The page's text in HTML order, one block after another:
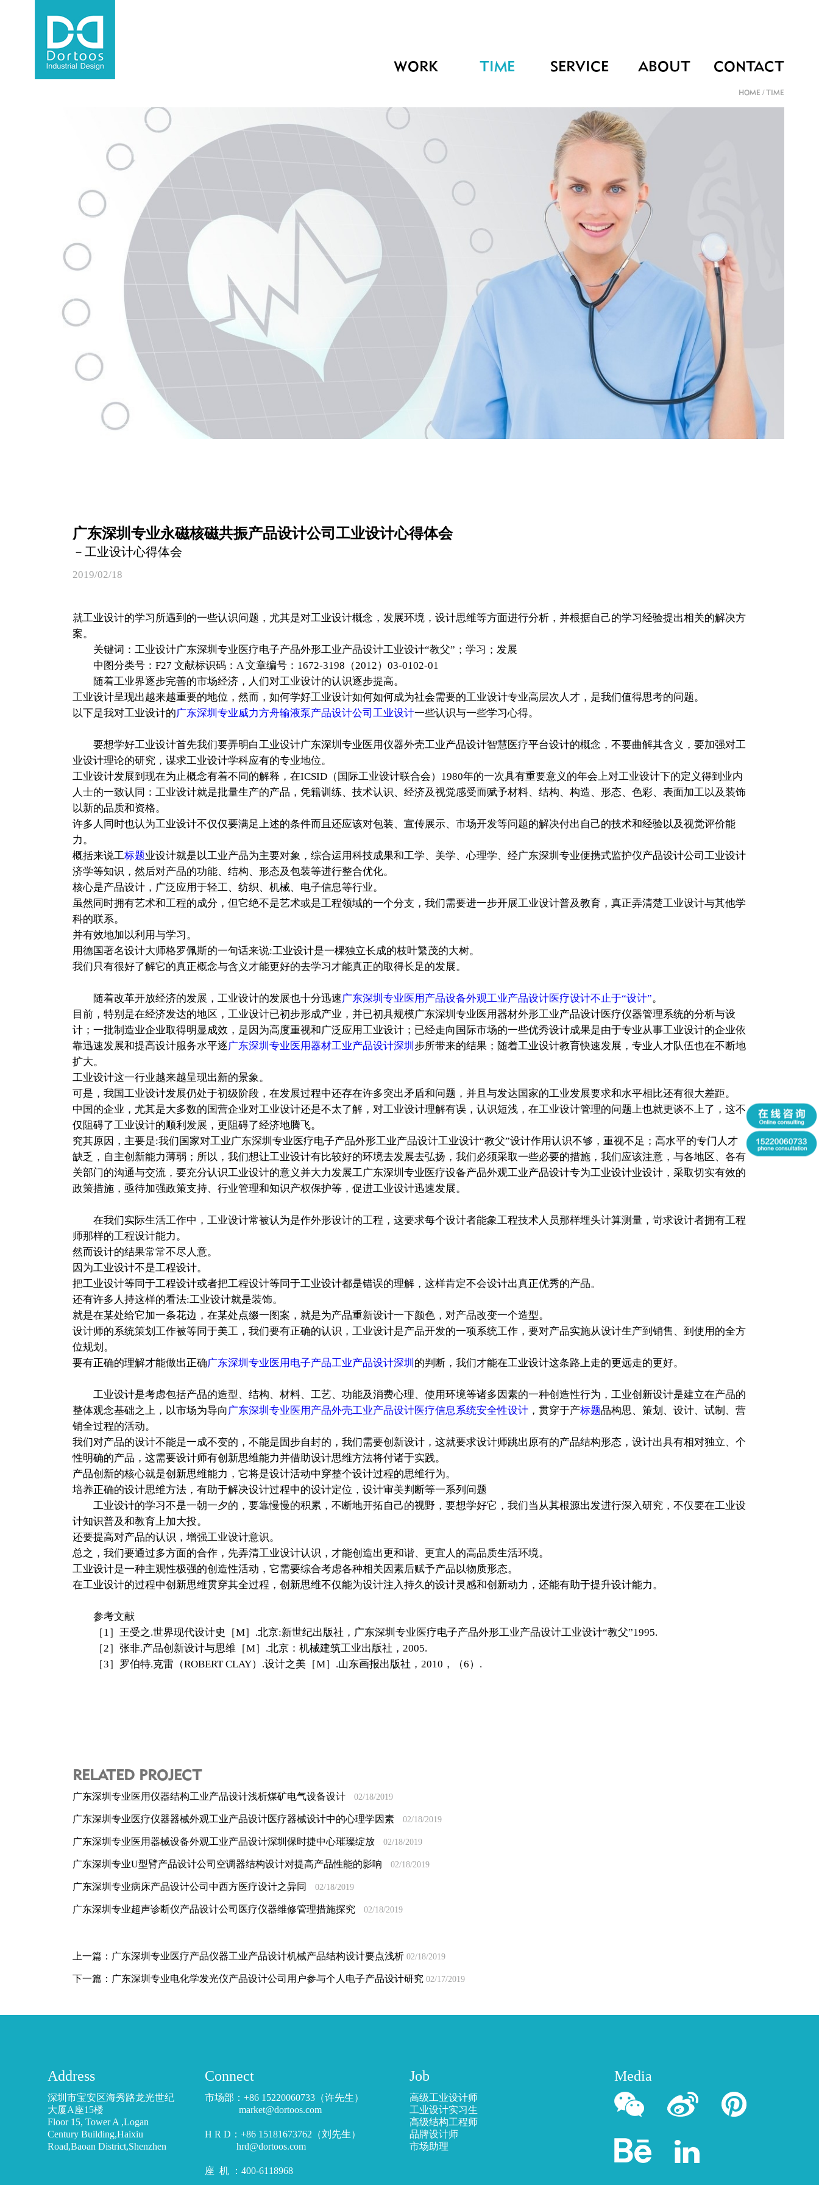
WORK TIME SERVICE ABOUT CONTACT
HOME / TIME
广东深圳专业永磁核磁共振产品设计公司工业设计心得体会
－工业设计心得体会
2019/02/18
就工业设计的学习所遇到的一些认识问题，尤其是对工业设计概念，发展环境，设计思维等方面进行分析，并根据自己的学习经验提出相关的解决方
案。
关键词：工业设计广东深圳专业医疗电子产品外形工业产品设计工业设计“教父”；学习；发展
中图分类号：F27 文献标识码：A 文章编号：1672-3198（2012）03-0102-01
随着工业界逐步完善的市场经济，人们对工业设计的认识逐步提高。
工业设计呈现出越来越重要的地位，然而，如何学好工业设计如何如何成为社会需要的工业设计专业高层次人才，是我们值得思考的问题。
以下是我对工业设计的广东深圳专业威力方舟输液泵产品设计公司工业设计一些认识与一些学习心得。
要想学好工业设计首先我们要弄明白工业设计广东深圳专业医用仪器外壳工业产品设计智慧医疗平台设计的概念，不要曲解其含义，要加强对工
业设计理论的研究，谋求工业设计学科应有的专业地位。
工业设计发展到现在为止概念有着不同的解释，在ICSID（国际工业设计联合会）1980年的一次具有重要意义的年会上对工业设计下的定义得到业内
人士的一致认同：工业设计就是批量生产的产品，凭籍训练、技术认识、经济及视觉感受而赋予材料、结构、构造、形态、色彩、表面加工以及装饰
以新的品质和资格。
许多人同时也认为工业设计不仅仅要满足上述的条件而且还应该对包装、宣传展示、市场开发等问题的解决付出自己的技术和经验以及视觉评价能
力。
概括来说工标题业设计就是以工业产品为主要对象，综合运用科技成果和工学、美学、心理学、经广东深圳专业便携式监护仪产品设计公司工业设计
济学等知识，然后对产品的功能、结构、形态及包装等进行整合优化。
核心是产品设计，广泛应用于轻工、纺织、机械、电子信息等行业。
虽然同时拥有艺术和工程的成分，但它绝不是艺术或是工程领域的一个分支，我们需要进一步开展工业设计普及教育，真正弄清楚工业设计与其他学
科的联系。
并有效地加以利用与学习。
用德国著名设计大师格罗佩斯的一句话来说:工业设计是一棵独立长成的枝叶繁茂的大树。
我们只有很好了解它的真正概念与含义才能更好的去学习才能真正的取得长足的发展。
随着改革开放经济的发展，工业设计的发展也十分迅速广东深圳专业医用产品设备外观工业产品设计医疗设计不止于“设计”。
目前，特别是在经济发达的地区，工业设计已初步形成产业，并已初具规模广东深圳专业医用器材外形工业产品设计医疗仪器管理系统的分析与设
计；一批制造业企业取得明显成效，是因为高度重视和广泛应用工业设计；已经走向国际市场的一些优秀设计成果是由于专业从事工业设计的企业依
靠迅速发展和提高设计服务水平逐广东深圳专业医用器材工业产品设计深圳 步所带来的结果；随着工业设计教育快速发展，专业人才队伍也在不断地
扩大。
工业设计这一行业越来越呈现出新的景象。
可是，我国工业设计发展仍处于初级阶段，在发展过程中还存在许多突出矛盾和问题，并且与发达国家的工业发展要求和水平相比还有很大差距。
中国的企业，尤其是大多数的国营企业对工业设计还是不太了解，对工业设计理解有误，认识短浅，在工业设计管理的问题上也就更谈不上了，这不
仅阻碍了工业设计的顺利发展，更阻碍了经济地腾飞。
究其原因，主要是:我们国家对工业广东深圳专业医疗电子产品外形工业产品设计工业设计“教父”设计作用认识不够，重视不足；高水平的专门人才
缺乏，自主创新能力薄弱；所以，我们想让工业设计有比较好的环境去发展去弘扬，我们必须采取一些必要的措施，我们应该注意，与各地区、各有
关部门的沟通与交流，要充分认识工业设计的意义并大力发展工广东深圳专业医疗设备产品外观工业产品设计专为工业设计业设计，采取切实有效的
政策措施，亟待加强政策支持、行业管理和知识产权保护等，促进工业设计迅速发展。
在我们实际生活工作中，工业设计常被认为是作外形设计的工程，这要求每个设计者能象工程技术人员那样埋头计算测量，岢求设计者拥有工程
师那样的工程设计能力。
然而设计的结果常常不尽人意。
因为工业设计不是工程设计。
把工业设计等同于工程设计或者把工程设计等同于工业设计都是错误的理解，这样肯定不会设计出真正优秀的产品。
还有许多人持这样的看法:工业设计就是装饰。
就是在某处给它加一条花边，在某处点缀一图案，就是为产品重新设计一下颜色，对产品改变一个造型。
设计师的系统策划工作被等同于美工，我们要有正确的认识，工业设计是产品开发的一项系统工作，要对产品实施从设计生产到销售、到使用的全方
位规划。
要有正确的理解才能做出正确广东深圳专业医用电子产品工业产品设计深圳 的判断，我们才能在工业设计这条路上走的更远走的更好。
工业设计是考虑包括产品的造型、结构、材料、工艺、功能及消费心理、使用环境等诸多因素的一种创造性行为，工业创新设计是建立在产品的
整体观念基础之上，以市场为导向广东深圳专业医用产品外壳工业产品设计医疗信息系统安全性设计，贯穿于产标题品构思、策划、设计、试制、营
销全过程的活动。
我们对产品的设计不能是一成不变的，不能是固步自封的，我们需要创新设计，这就要求设计师跳出原有的产品结构形态，设计出具有相对独立、个
性明确的产品，这需要设计师有创新思维能力并借助设计思维方法将付诸于实践。
产品创新的核心就是创新思维能力，它将是设计活动中穿整个设计过程的思维行为。
培养正确的设计思维方法，有助于解决设计过程中的设计定位，设计审美判断等一系列问题
工业设计的学习不是一朝一夕的，要靠慢慢的积累，不断地开拓自己的视野，要想学好它，我们当从其根源出发进行深入研究，不仅要在工业设
计知识普及和教育上加大投。
还要提高对产品的认识，增强工业设计意识。
总之，我们要通过多方面的合作，先弄清工业设计认识，才能创造出更和谐、更宜人的高品质生活环境。
工业设计是一种主观性极强的创造性活动，它需要综合考虑各种相关因素后赋予产品以物质形态。
在工业设计的过程中创新思维贯穿其全过程，创新思维不仅能为设计注入持久的设计灵感和创新动力，还能有助于提升设计能力。
参考文献
［1］王受之.世界现代设计史［M］.北京:新世纪出版社，广东深圳专业医疗电子产品外形工业产品设计工业设计“教父”1995.
［2］张非.产品创新设计与思维［M］.北京：机械建筑工业出版社，2005.
［3］罗伯特.克雷（ROBERT CLAY）.设计之美［M］.山东画报出版社，2010，（6）.
RELATED PROJECT
广东深圳专业医用仪器结构工业产品设计浅析煤矿电气设备设计 02/18/2019
广东深圳专业医疗仪器器械外观工业产品设计医疗器械设计中的心理学因素 02/18/2019
广东深圳专业医用器械设备外观工业产品设计深圳保时捷中心璀璨绽放 02/18/2019
广东深圳专业U型臂产品设计公司空调器结构设计对提高产品性能的影响 02/18/2019
广东深圳专业病床产品设计公司中西方医疗设计之异同 02/18/2019
广东深圳专业超声诊断仪产品设计公司医疗仪器维修管理措施探究 02/18/2019
上一篇： 广东深圳专业医疗产品仪器工业产品设计机械产品结构设计要点浅析02/18/2019
下一篇： 广东深圳专业电化学发光仪产品设计公司用户参与个人电子产品设计研究 02/17/2019
Address
深圳市宝安区海秀路龙光世纪
大厦A座15楼
Floor 15, Tower A ,Logan
Century Building,Haixiu
Road,Baoan District,Shenzhen
Connect
市场部：+86 15220060733（许先生）
market@dortoos.com
H R D：+86 15181673762（刘先生）
hrd@dortoos.com
座 机 ：400-6118968
Job
高级工业设计师
工业设计实习生
高级结构工程师
品牌设计师
市场助理
Media